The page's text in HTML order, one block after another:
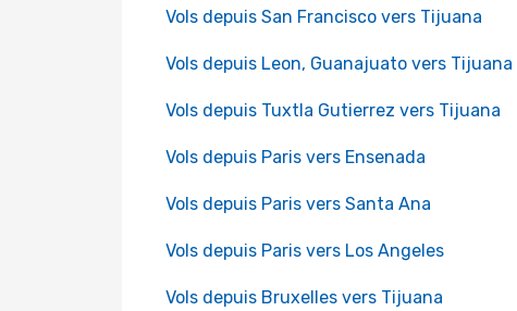
Vols depuis San Francisco vers Tijuana
Vols depuis Leon, Guanajuato vers Tijuana
Vols depuis Tuxtla Gutierrez vers Tijuana
Vols depuis Paris vers Ensenada
Vols depuis Paris vers Santa Ana
Vols depuis Paris vers Los Angeles
Vols depuis Bruxelles vers Tijuana